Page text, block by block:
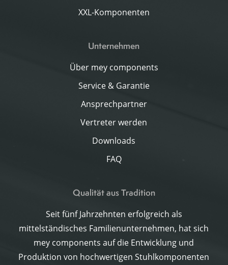
XXL-Komponenten
Unternehmen
Über mey components
Service & Garantie
Ansprechpartner
Vertreter werden
Downloads
FAQ
Qualität aus Tradition
Seit fünf Jahrzehnten erfolgreich als
mittelständisches Familienunternehmen, hat sich
mey components auf die Entwicklung und
Produktion von hochwertigen Stuhlkomponenten